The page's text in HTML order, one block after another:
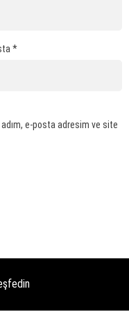
*
adım, e-posta adresim ve site